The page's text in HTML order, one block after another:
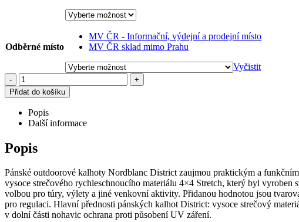
Odběrné místo
MV ČR - Informační, výdejní a prodejní místo
MV ČR sklad mimo Prahu
Vyčistit
-
+
Přidat do košíku
Popis
Další informace
Popis
Pánské outdoorové kalhoty Nordblanc District zaujmou praktickým a
vysoce strečového rychleschnoucího materiálu 4×4 Stretch, který byl
volbou pro túry, výlety a jiné venkovní aktivity. Přidanou hodnotou jsou
pro regulaci. Hlavní přednosti pánských kalhot District: vysoce strečový
v dolní části nohavic ochrana proti působení UV záření.